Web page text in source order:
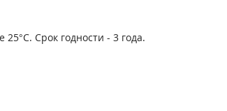
Срок годности - 3 года.